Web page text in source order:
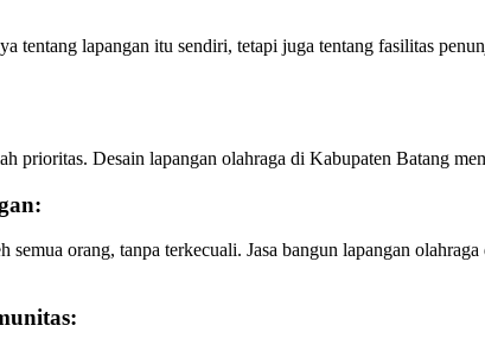
tentang lapangan itu sendiri, tetapi juga tentang fasilitas
prioritas. Desain lapangan olahraga di Kabupaten Batang
semua orang, tanpa terkecuali. Jasa bangun lapangan